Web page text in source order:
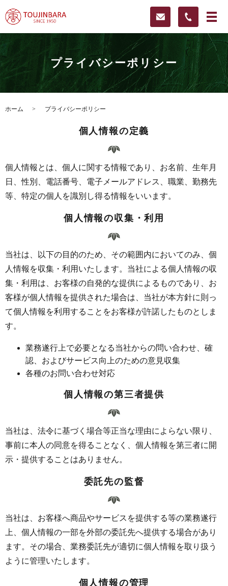
プライバシーポリシー
ホーム プライバシーポリシー
個人情報の定義
個人情報とは、個人に関する情報であり、お名前、生年月
日、性別、電話番号、電子メールアドレス、職業、勤務先
等、特定の個人を識別し得る情報をいいます。
個人情報の収集・利用
当社は、以下の目的のため、その範囲内においてのみ、個
人情報を収集・利用いたします。当社による個人情報の収
集・利用は、お客様の自発的な提供によるものであり、お
客様が個人情報を提供された場合は、当社が本方針に則っ
て個人情報を利用することをお客様が許諾したものとしま
す。
業務遂行上で必要となる当社からの問い合わせ、確
認、およびサービス向上のための意見収集
各種のお問い合わせ対応
個人情報の第三者提供
当社は、法令に基づく場合等正当な理由によらない限り、
事前に本人の同意を得ることなく、個人情報を第三者に開
示・提供することはありません。
委託先の監督
当社は、お客様へ商品やサービスを提供する等の業務遂行
上、個人情報の一部を外部の委託先へ提供する場合があり
ます。その場合、業務委託先が適切に個人情報を取り扱う
ように管理いたします。
個人情報の管理